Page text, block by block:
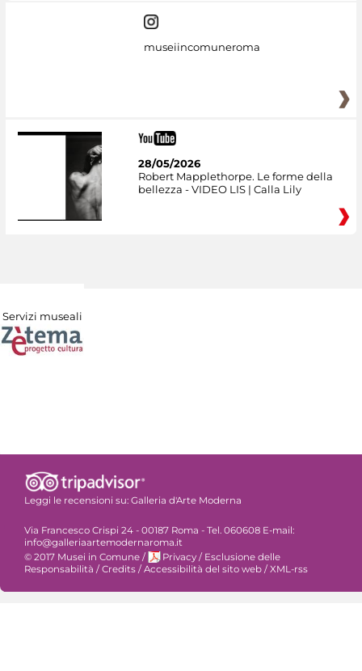
museiincomuneroma
28/05/2026
Robert Mapplethorpe. Le forme della
bellezza - VIDEO LIS | Calla Lily
Servizi museali
Leggi le recensioni su: Galleria d'Arte Moderna
Via Francesco Crispi 24 - 00187 Roma - Tel. 060608 E-mail:
info@galleriaartemodernaroma.it
© 2017 Musei in Comune / Privacy / Esclusione delle
Responsabilità / Credits / Accessibilità del sito web / XML-rss